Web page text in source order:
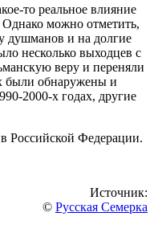
то реальное влияние
можно отметить,
душманов и на долгие
несколько выходцев с
веру и переняли
были обнаружены и
2000-х годах, другие
Российской Федерации.
Источник:
© Русская Семерка